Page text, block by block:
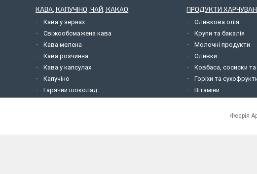
КАВА, КАПУЧІНО, ЧАЙ, КАКАО
Кава у зернах
Свіжообсмажена кава
Кава мелена
Кава розчинна
Кава у капсулах
Капучіно
Гарячий шоколад
ПРОДУКТИ
Оливкова олія
Крупи та бакалія
Молочні продукти
Оливки
Ковбаса, сосиски та
Горіхи та
Вітаміни